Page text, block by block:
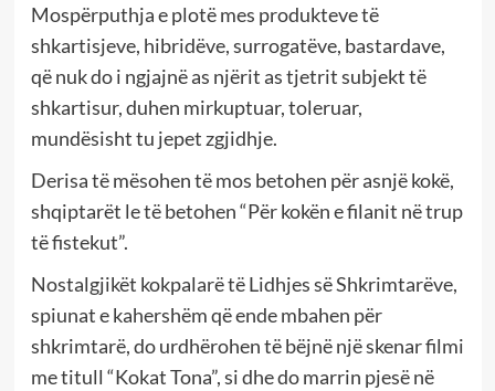
Mospërputhja e plotë mes produkteve të
shkartisjeve, hibridëve, surrogatëve, bastardave,
që nuk do i ngjajnë as njërit as tjetrit subjekt të
shkartisur, duhen mirkuptuar, toleruar,
mundësisht tu jepet zgjidhje.
Derisa të mësohen të mos betohen për asnjë kokë,
shqiptarët le të betohen “Për kokën e filanit në trup
të fistekut”.
Nostalgjikët kokpalarë të Lidhjes së Shkrimtarëve,
spiunat e kahershëm që ende mbahen për
shkrimtarë, do urdhërohen të bëjnë një skenar filmi
me titull “Kokat Tona”, si dhe do marrin pjesë në